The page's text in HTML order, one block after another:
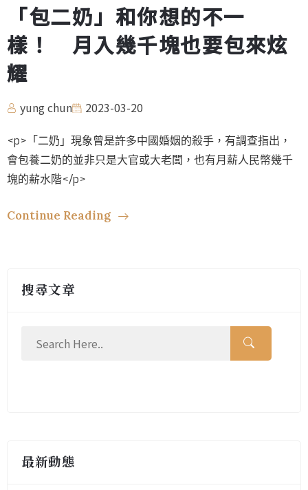
「包二奶」和你想的不一
樣！ 月入幾千塊也要包來炫
耀
yung chun 2023-03-20
<p>「二奶」現象曾是許多中國婚姻的殺手，有調查指出，
會包養二奶的並非只是大官或大老闆，也有月薪人民幣幾千
塊的薪水階</p>
Continue Reading
搜尋文章
最新動態